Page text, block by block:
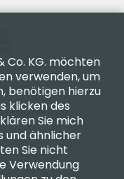
Spezialisten für
Reparatur
Co. KG. möchten
verwenden, um
benötigen hierzu
klicken des
Sie mich
und ähnlicher
Sie nicht
Verwendung